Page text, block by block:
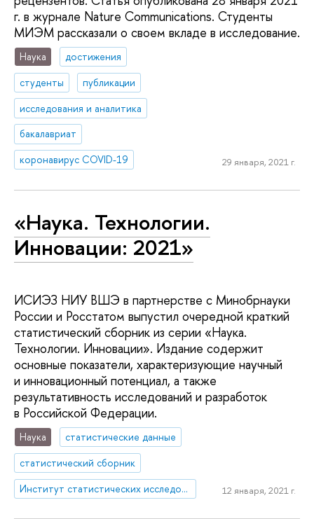
г. в журнале Nature Communications. Студенты
МИЭМ рассказали о своем вкладе в исследование.
Наука
достижения
студенты
публикации
исследования и аналитика
бакалавриат
коронавирус COVID-19
29 января, 2021 г.
«Наука. Технологии.
Инновации: 2021»
ИСИЭЗ НИУ ВШЭ в партнерстве с Минобрнауки
России и Росстатом выпустил очередной краткий
статистический сборник из серии «Наука.
Технологии. Инновации». Издание содержит
основные показатели, характеризующие научный
и инновационный потенциал, а также
результативность исследований и разработок
в Российской Федерации.
Наука
статистические данные
статистический сборник
Институт статистических исследований и экономики знаний
12 января, 2021 г.